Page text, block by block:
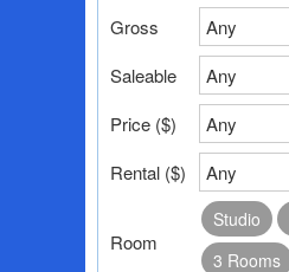
Gross
Any
Saleable
Any
Price ($)
Any
Rental ($)
Any
Room
Studio
3 Rooms